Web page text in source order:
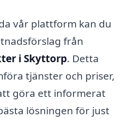
vår plattform kan du
från
i Skyttorp. Detta
tjänster och priser,
göra ett informerat
lösningen för just